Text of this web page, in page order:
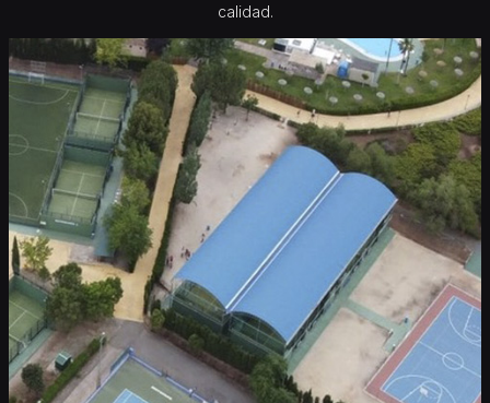
calidad.